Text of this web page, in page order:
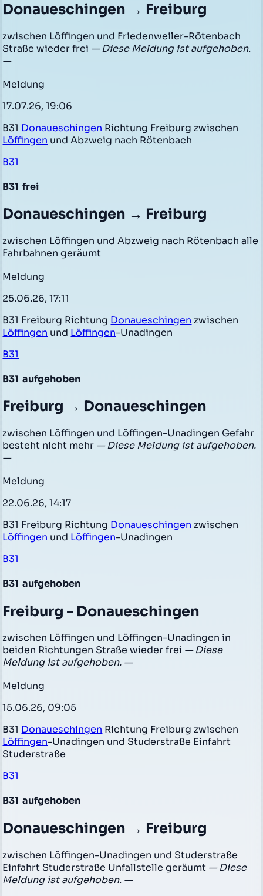
Donaueschingen → Freiburg
zwischen Löffingen und Friedenweiler-Rötenbach
Straße wieder frei — Diese Meldung ist aufgehoben.
—
Meldung
17.07.26, 19:06
B31 Donaueschingen Richtung Freiburg zwischen
Löffingen und Abzweig nach Rötenbach
B31
B31 frei
Donaueschingen → Freiburg
zwischen Löffingen und Abzweig nach Rötenbach alle
Fahrbahnen geräumt
Meldung
25.06.26, 17:11
B31 Freiburg Richtung Donaueschingen zwischen
Löffingen und Löffingen-Unadingen
B31
B31 aufgehoben
Freiburg → Donaueschingen
zwischen Löffingen und Löffingen-Unadingen Gefahr
besteht nicht mehr — Diese Meldung ist aufgehoben.
—
Meldung
22.06.26, 14:17
B31 Freiburg Richtung Donaueschingen zwischen
Löffingen und Löffingen-Unadingen
B31
B31 aufgehoben
Freiburg - Donaueschingen
zwischen Löffingen und Löffingen-Unadingen in
beiden Richtungen Straße wieder frei — Diese
Meldung ist aufgehoben. —
Meldung
15.06.26, 09:05
B31 Donaueschingen Richtung Freiburg zwischen
Löffingen-Unadingen und Studerstraße Einfahrt
Studerstraße
B31
B31 aufgehoben
Donaueschingen → Freiburg
zwischen Löffingen-Unadingen und Studerstraße
Einfahrt Studerstraße Unfallstelle geräumt — Diese
Meldung ist aufgehoben. —